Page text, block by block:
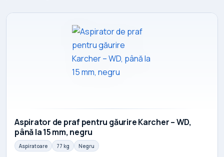
Aspirator de praf pentru găurire Karcher – WD,
până la 15 mm, negru
Aspiratoare 77 kg Negru